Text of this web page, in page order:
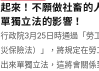
起來！不願做社畜的
單獨立法的影響！
行政院3月25日時通過「勞
災保險法）」，將規定在
出來單獨立法，這將會關